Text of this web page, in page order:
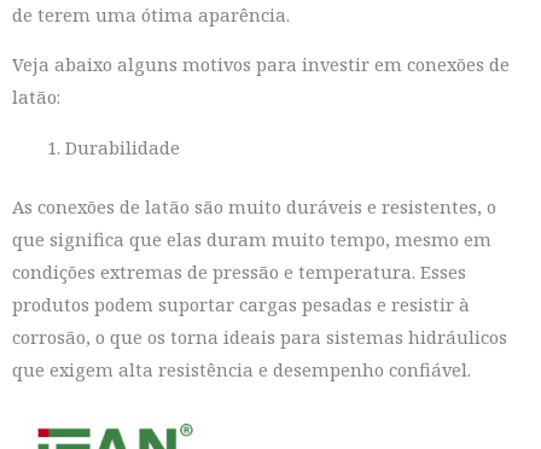
de terem uma ótima aparência.
Veja abaixo alguns motivos para investir em conexões de
latão:
Durabilidade
As conexões de latão são muito duráveis e resistentes, o
que significa que elas duram muito tempo, mesmo em
condições extremas de pressão e temperatura. Esses
produtos podem suportar cargas pesadas e resistir à
corrosão, o que os torna ideais para sistemas hidráulicos
que exigem alta resistência e desempenho confiável.